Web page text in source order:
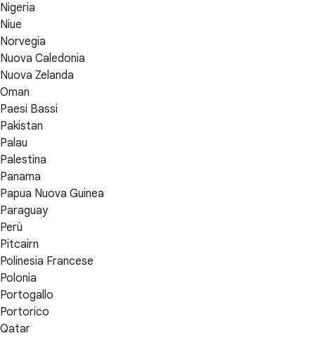
Nigeria
Niue
Norvegia
Nuova Caledonia
Nuova Zelanda
Oman
Paesi Bassi
Pakistan
Palau
Palestina
Panama
Papua Nuova Guinea
Paraguay
Perù
Pitcairn
Polinesia Francese
Polonia
Portogallo
Portorico
Qatar